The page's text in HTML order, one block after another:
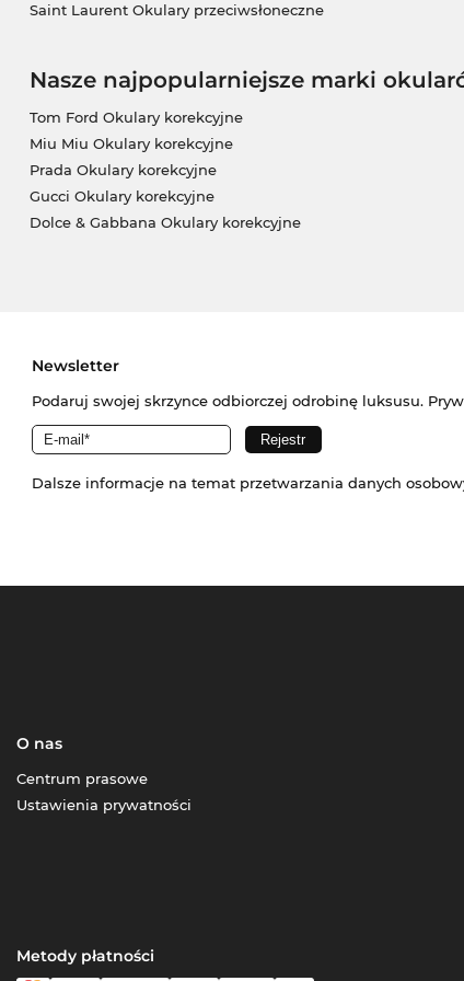
Saint Laurent Okulary przeciwsłoneczne
Nasze najpopularniejsze marki
Tom Ford Okulary korekcyjne
Miu Miu Okulary korekcyjne
Prada Okulary korekcyjne
Gucci Okulary korekcyjne
Dolce & Gabbana Okulary korekcyjne
Newsletter
Podaruj swojej skrzynce odbiorczej odrobinę luksusu.
Dalsze informacje na temat przetwarzania danych
O nas
Centrum prasowe
Ustawienia prywatności
Metody płatności